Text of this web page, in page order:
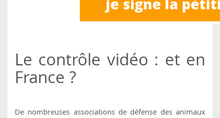
Le contrôle vidéo : et en
France ?
De nombreuses associations de défense des animaux